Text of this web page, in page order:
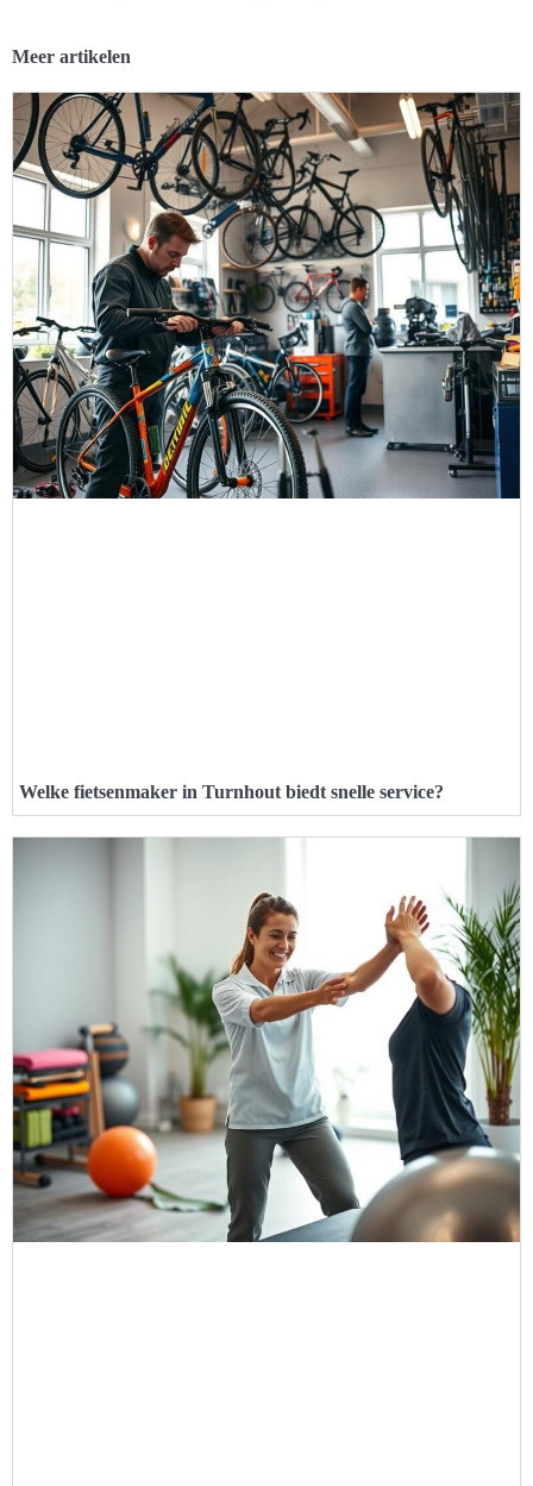
Meer artikelen
Welke fietsenmaker in Turnhout biedt snelle service?